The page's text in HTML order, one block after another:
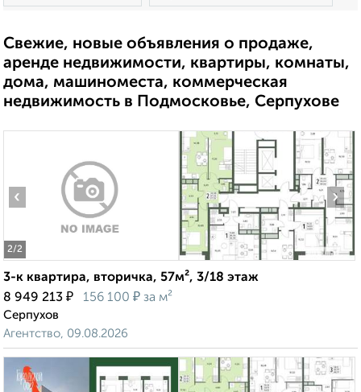
Свежие, новые объявления о продаже,
аренде недвижимости, квартиры, комнаты,
дома, машиноместа, коммерческая
недвижимость в Подмосковье, Серпухове
2/2
‹ ›
3-к квартира, вторичка, 57м², 3/18 этаж
8 949 213 ₽ 156 100 ₽ за м²
Серпухов
Агентство, 09.08.2026